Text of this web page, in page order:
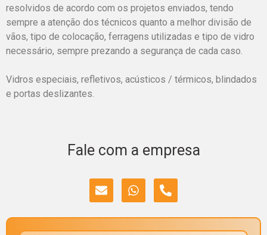
resolvidos de acordo com os projetos enviados, tendo
sempre a atenção dos técnicos quanto a melhor divisão de
vãos, tipo de colocação, ferragens utilizadas e tipo de vidro
necessário, sempre prezando a segurança de cada caso.
Vidros especiais, refletivos, acústicos / térmicos, blindados
e portas deslizantes.
Fale com a empresa